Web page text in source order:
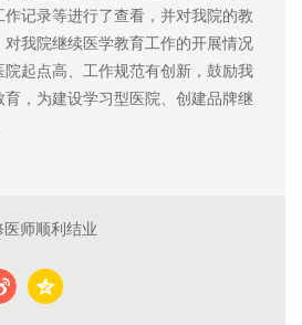
记录等进行了查看，并对我院的教
我院继续医学教育工作的开展情况
起点高、工作规范有创新，鼓励我
育，为建设学习型医院、创建品牌继
师顺利结业